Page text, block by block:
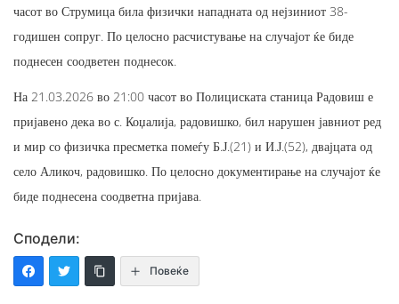
часот во Струмица била физички нападната од нејзиниот 38-
годишен сопруг. По целосно расчистување на случајот ќе биде
поднесен соодветен поднесок.
На 21.03.2026 во 21:00 часот во Полициската станица Радовиш е
пријавено дека во с. Коџалија, радовишко, бил нарушен јавниот ред
и мир со физичка пресметка помеѓу Б.Ј.(21) и И.Ј.(52), двајцата од
село Аликоч, радовишко. По целосно документирање на случајот ќе
биде поднесена соодветна пријава.
Сподели:
Повеќе